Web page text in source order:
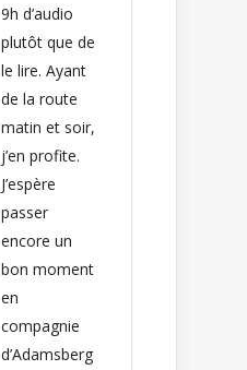
9h d’audio
plutôt que de
le lire. Ayant
de la route
matin et soir,
j’en profite.
J’espère
passer
encore un
bon moment
en
compagnie
d’Adamsberg